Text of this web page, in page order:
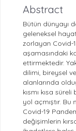
Abstract
Bütün dünyayı
geleneksel
zorlayan Covid-
aşamasındaki
ettirmektedir.
dilimi, bireysel
alanlarında
kısmı kısa
yol açmıştır.
Covid-19
değişimlerin